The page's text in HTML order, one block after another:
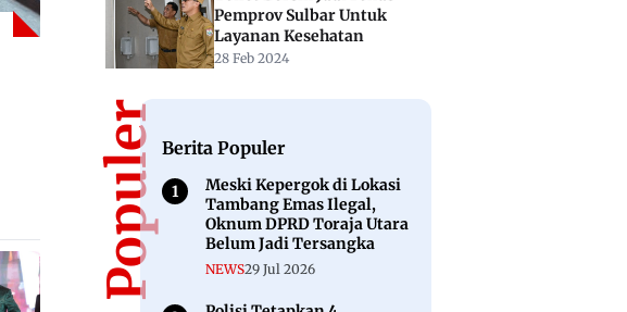
Pemprov Sulbar Untuk
Layanan Kesehatan
28 Feb 2024
Berita Populer
Meski Kepergok di Lokasi
Tambang Emas Ilegal,
Oknum DPRD Toraja Utara
Belum Jadi Tersangka
NEWS29 Jul 2026